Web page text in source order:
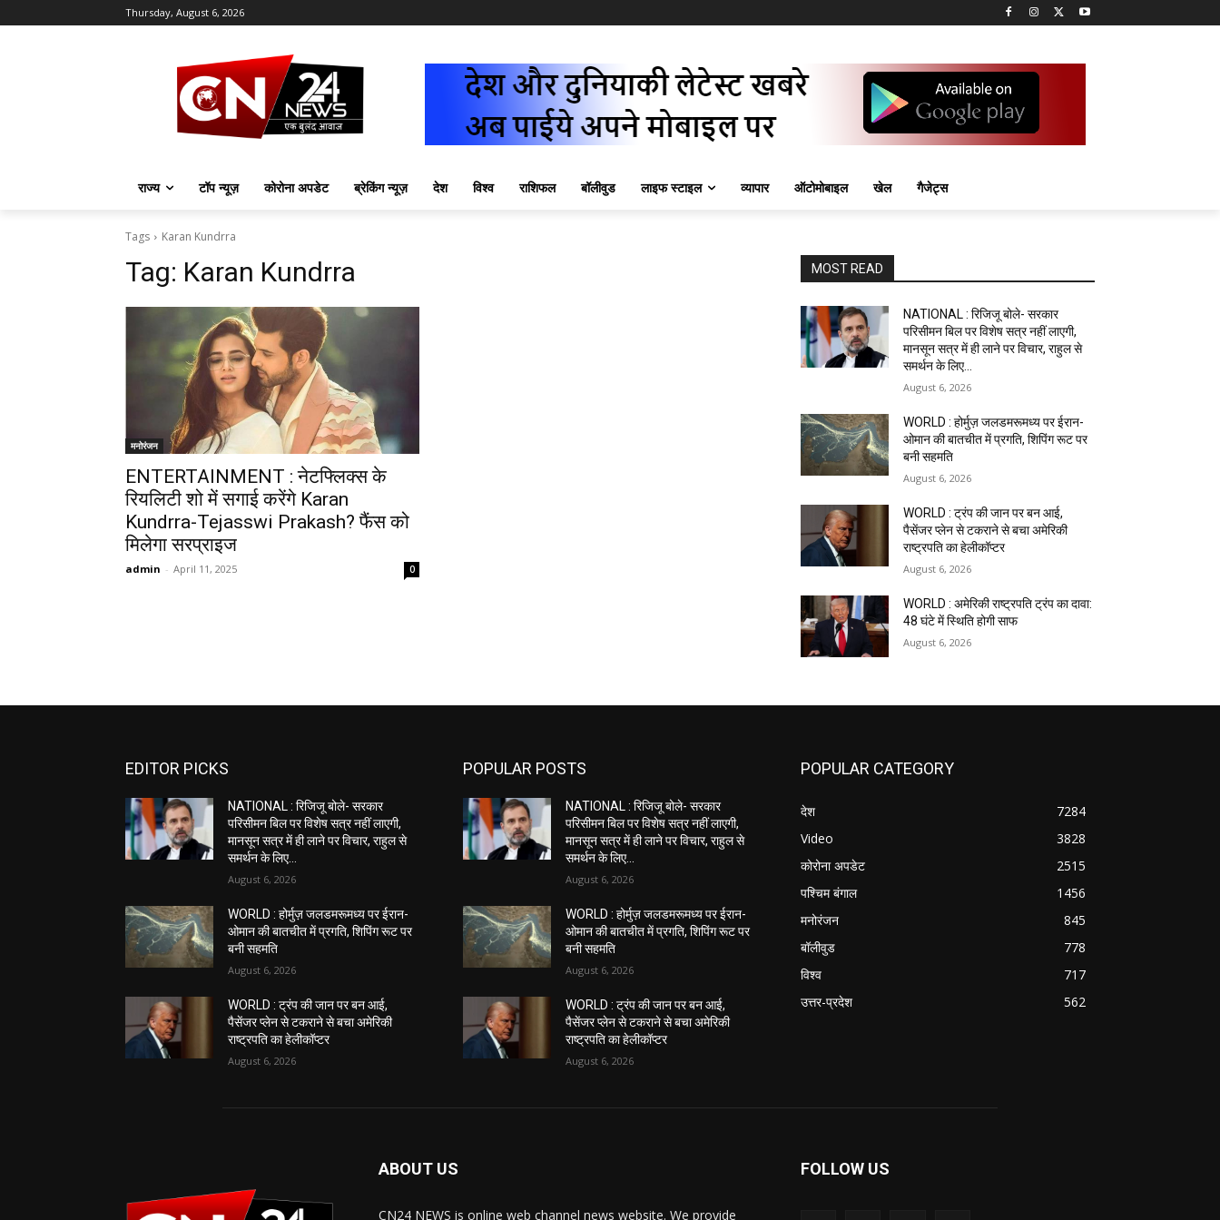
Thursday, August 6, 2026
राज्य टॉप न्यूज़ कोरोना अपडेट ब्रेकिंग न्यूज़ देश विश्व राशिफल बॉलीवुड लाइफ स्टाइल व्यापार ऑटोमोबाइल खेल गैजेट्स
Tags Karan Kundrra
Tag: Karan Kundrra
मनोरंजन
ENTERTAINMENT : नेटफ्लिक्स के
रियलिटी शो में सगाई करेंगे Karan
Kundrra-Tejasswi Prakash? फैंस को
मिलेगा सरप्राइज
admin - April 11, 2025 0
MOST READ
NATIONAL : रिजिजू बोले- सरकार
परिसीमन बिल पर विशेष सत्र नहीं लाएगी,
मानसून सत्र में ही लाने पर विचार, राहुल से
समर्थन के लिए...
August 6, 2026
WORLD : होर्मुज़ जलडमरूमध्य पर ईरान-
ओमान की बातचीत में प्रगति, शिपिंग रूट पर
बनी सहमति
August 6, 2026
WORLD : ट्रंप की जान पर बन आई,
पैसेंजर प्लेन से टकराने से बचा अमेरिकी
राष्ट्रपति का हेलीकॉप्टर
August 6, 2026
WORLD : अमेरिकी राष्ट्रपति ट्रंप का दावा:
48 घंटे में स्थिति होगी साफ
August 6, 2026
EDITOR PICKS
NATIONAL : रिजिजू बोले- सरकार
परिसीमन बिल पर विशेष सत्र नहीं लाएगी,
मानसून सत्र में ही लाने पर विचार, राहुल से
समर्थन के लिए...
August 6, 2026
WORLD : होर्मुज़ जलडमरूमध्य पर ईरान-
ओमान की बातचीत में प्रगति, शिपिंग रूट पर
बनी सहमति
August 6, 2026
WORLD : ट्रंप की जान पर बन आई,
पैसेंजर प्लेन से टकराने से बचा अमेरिकी
राष्ट्रपति का हेलीकॉप्टर
August 6, 2026
POPULAR POSTS
NATIONAL : रिजिजू बोले- सरकार
परिसीमन बिल पर विशेष सत्र नहीं लाएगी,
मानसून सत्र में ही लाने पर विचार, राहुल से
समर्थन के लिए...
August 6, 2026
WORLD : होर्मुज़ जलडमरूमध्य पर ईरान-
ओमान की बातचीत में प्रगति, शिपिंग रूट पर
बनी सहमति
August 6, 2026
WORLD : ट्रंप की जान पर बन आई,
पैसेंजर प्लेन से टकराने से बचा अमेरिकी
राष्ट्रपति का हेलीकॉप्टर
August 6, 2026
POPULAR CATEGORY
देश
7284
Video
3828
कोरोना अपडेट
2515
पश्चिम बंगाल
1456
मनोरंजन
845
बॉलीवुड
778
विश्व
717
उत्तर-प्रदेश
562
ABOUT US
CN24 NEWS is online web channel news website. We provide
FOLLOW US